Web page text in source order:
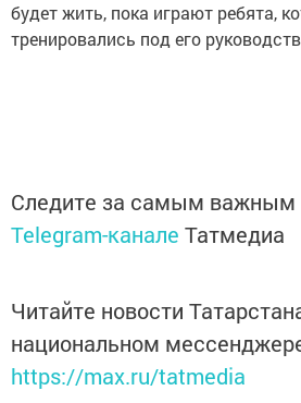
будет жить, пока играют ребята,
тренировались под его
Следите за самым важным
Telegram-канале Татмедиа
Читайте новости
национальном
https://max.ru/tatmedia